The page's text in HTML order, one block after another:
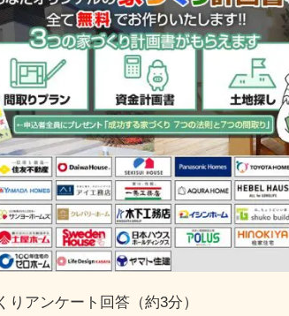
りアンケート回答（約3分）